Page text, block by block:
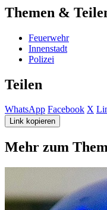
Themen &
Feuerwehr
Innenstadt
Polizei
Teilen
WhatsApp Facebook X
Link kopieren
Mehr zum